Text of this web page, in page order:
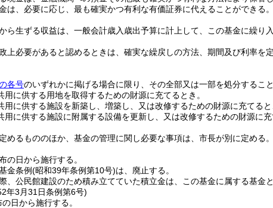
は、必要に応じ、最も確実かつ有利な有価証券に代えることができる。
ら生ずる収益は、一般会計歳入歳出予算に計上して、この基金に繰り
上必要があると認めるときは、確実な繰戻しの方法、期間及び利率
各号のいずれかに掲げる場合に限り、その全部又は一部を処分すること
用に供する用地を取得するための財源に充てるとき。
用に供する施設を新築し、増築し、又は改修するための財源に充てると
用に供する施設に附属する設備を更新し、又は改修するための財源に充
めるもののほか、基金の管理に関し必要な事項は、市長が別に定める。
の日から施行する。
金条例(昭和39年条例第10号)は、廃止する。
、公民館建設のため積み立てていた積立金は、この基金に属する基金と
年3月31日条例第6号)
日から施行する。